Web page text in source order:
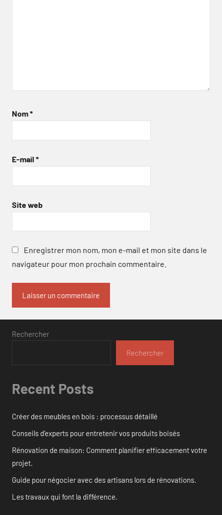
Nom*
E-mail *
Site web
Enregistrer mon nom, mon e-mail et mon site dans le
navigateur pour mon prochain commentaire.
Rechercher
Rechercher
Recent Posts
Créer des meubles en bois : processus détaillé
Conseils d’experts pour entretenir vos produits boisés
Rénovation de maison: Comment planifier efficacement votre
projet.
Guide pour négocier avec des artisans lors de rénovations.
Les travaux qui font la différence.